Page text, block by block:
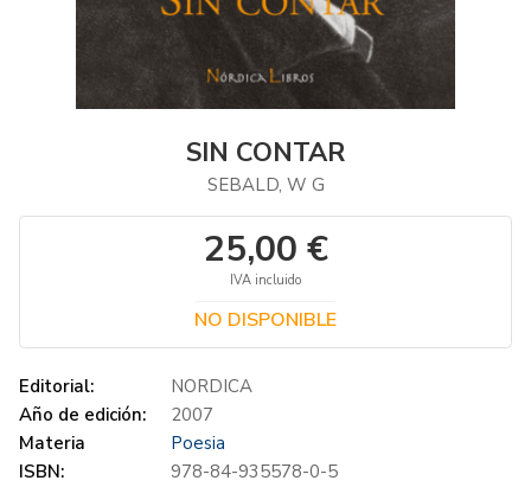
SIN CONTAR
SEBALD, W G
25,00 €
IVA incluido
NO DISPONIBLE
Editorial:
NORDICA
Año de edición:
2007
Materia
Poesia
ISBN:
978-84-935578-0-5